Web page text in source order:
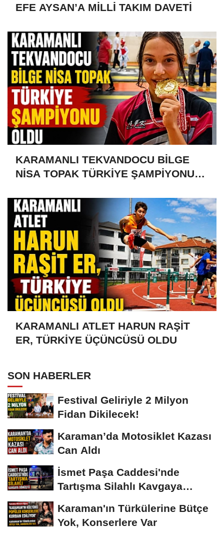
EFE AYSAN’A MİLLİ TAKIM DAVETİ
KARAMANLI TEKVANDOCU BİLGE
NİSA TOPAK TÜRKİYE ŞAMPİYONU
KARAMANLI ATLET HARUN RAŞİT
ER, TÜRKİYE ÜÇÜNCÜSÜ OLDU
SON HABERLER
Festival Geliriyle 2 Milyon
Fidan Dikilecek!
Karaman’da Motosiklet Kazası
Can Aldı
İsmet Paşa Caddesi'nde
Tartışma Silahlı Kavgaya
Karaman'ın Türkülerine Bütçe
Yok, Konserlere Var